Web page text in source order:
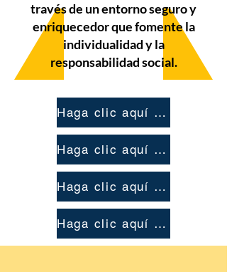
través de un entorno seguro y
enriquecedor que fomente la
individualidad y la
responsabilidad social.
Haga clic aquí para ver la palabra del mes
Haga clic aquí para conocer a los embajadores de SEL
Haga clic aquí para Respeto a todas las actividades
Haga clic aquí para ver los héroes de las palabras amables